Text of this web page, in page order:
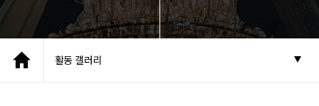
활동 갤러리